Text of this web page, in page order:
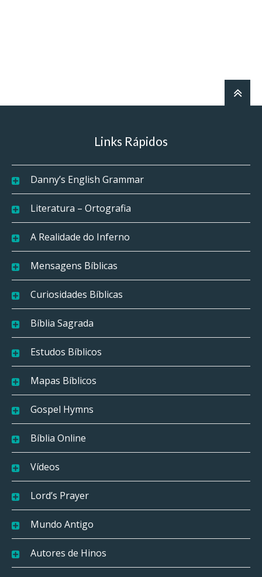
Links Rápidos
Danny’s English Grammar
Literatura – Ortografia
A Realidade do Inferno
Mensagens Bíblicas
Curiosidades Bíblicas
Bíblia Sagrada
Estudos Bíblicos
Mapas Bíblicos
Gospel Hymns
Bíblia Online
Vídeos
Lord’s Prayer
Mundo Antigo
Autores de Hinos